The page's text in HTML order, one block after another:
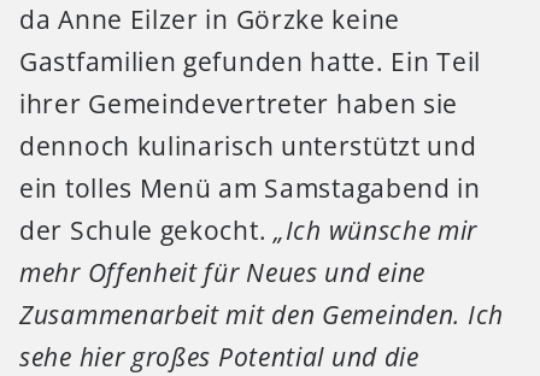
da Anne Eilzer in Görzke keine
Gastfamilien gefunden hatte. Ein Teil
ihrer Gemeindevertreter haben sie
dennoch kulinarisch unterstützt und
ein tolles Menü am Samstagabend in
der Schule gekocht. „Ich wünsche mir
mehr Offenheit für Neues und eine
Zusammenarbeit mit den Gemeinden. Ich
sehe hier großes Potential und die